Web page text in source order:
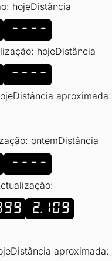
hojeDistância
----
hojeDistância
----
Distância aproximada:
ontemDistância
----
2.109
Distância aproximada: